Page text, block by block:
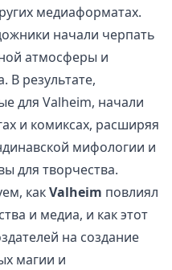
медиаформатах.
начали черпать
атмосферы и
В результате,
для Valheim, начали
и комиксах, расширяя
мифологии и
для творчества.
какValheim повлиял
и медиа, и как этот
на создание
магии и